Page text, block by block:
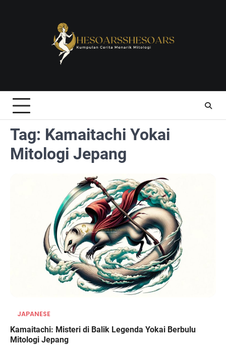
Tag: Kamaitachi Yokai
Mitologi Jepang
JAPANESE
Kamaitachi: Misteri di Balik Legenda Yokai Berbulu
Mitologi Jepang